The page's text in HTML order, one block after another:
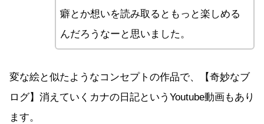
癖とか想いを読み取るともっと楽しめる
んだろうなーと思いました。
変な絵と似たようなコンセプトの作品で、【奇妙なブ
ログ】消えていくカナの日記というYoutube動画もあり
ます。